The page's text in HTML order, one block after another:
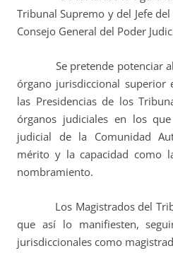
Tribunal Supremo y del Jefe
Consejo General del Poder
Se pretende potenciar al
órgano jurisdiccional superior
las Presidencias de los
órganos judiciales en los
judicial de la Comunidad
mérito y la capacidad como
nombramiento.
Los Magistrados del
que así lo manifiesten,
jurisdiccionales como